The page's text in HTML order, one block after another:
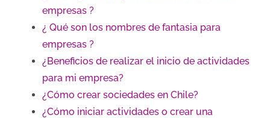
empresas ?
¿ Qué son los nombres de fantasia para
empresas ?
¿Beneficios de realizar el inicio de actividades
para mi empresa?
¿Cómo crear sociedades en Chile?
¿Cómo iniciar actividades o crear una